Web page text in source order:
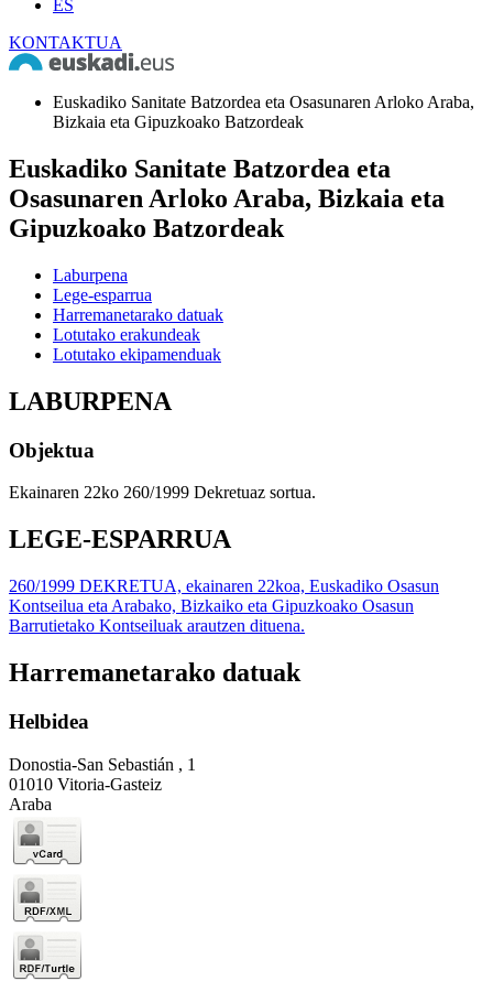
ES
KONTAKTUA
Euskadiko Sanitate Batzordea eta Osasunaren Arloko Araba,
Bizkaia eta Gipuzkoako Batzordeak
Euskadiko Sanitate Batzordea eta
Osasunaren Arloko Araba, Bizkaia eta
Gipuzkoako Batzordeak
Laburpena
Lege-esparrua
Harremanetarako datuak
Lotutako erakundeak
Lotutako ekipamenduak
LABURPENA
Objektua
Ekainaren 22ko 260/1999 Dekretuaz sortua.
LEGE-ESPARRUA
260/1999 DEKRETUA, ekainaren 22koa, Euskadiko Osasun
Kontseilua eta Arabako, Bizkaiko eta Gipuzkoako Osasun
Barrutietako Kontseiluak arautzen dituena.
Harremanetarako datuak
Helbidea
Donostia-San Sebastián , 1
01010 Vitoria-Gasteiz
Araba